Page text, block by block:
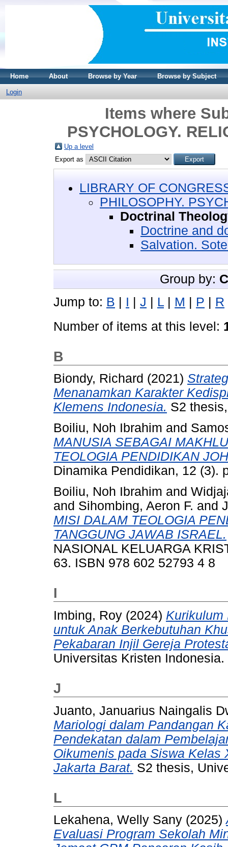
Home About Browse by Year Browse by Subject
Login
Items where
PSYCHOLOGY.
Up a level
Export as
LIBRARY OF
PHILOSOPHY.
Doctrinal
Doctrine and
Salvation.
Group by:
Jump to: B | I | J | L | M | P | R
Number of items at this level:
B
Biondy, Richard (2021)
Menanamkan Karakter
Klemens Indonesia. S2
Boiliu, Noh Ibrahim and
MANUSIA SEBAGAI
TEOLOGIA PENDIDIKAN
Dinamika Pendidikan, 12 (3).
Boiliu, Noh Ibrahim and
and Sihombing, Aeron F. and
MISI DALAM TEOLOGIA
TANGGUNG JAWAB ISRAEL.
NASIONAL KELUARGA
63. ISBN 978 602 52793 4 8
I
Imbing, Roy (2024) Kurikulum
untuk Anak Berkebutuhan
Pekabaran Injil Gereja
Universitas Kristen Indonesia.
J
Juanto, Januarius Naingalis
Mariologi dalam Pandangan
Pendekatan dalam
Oikumenis pada Siswa Kelas
Jakarta Barat. S2 thesis,
L
Lekahena, Welly Sany (2025)
Evaluasi Program Sekolah